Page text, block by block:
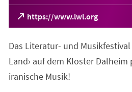
https://www.lwl.org
(Öffnet
in
neuen
Tab)
Das Literatur- und Musikfestival
Land› auf dem Kloster Dalheim
iranische Musik!